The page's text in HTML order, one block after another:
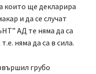
които ще декларира
и да се случат
АД те няма да са
няма да са в сила.
грубо